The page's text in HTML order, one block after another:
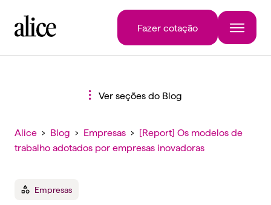
Fazer cotação
Ver seções do Blog
Alice › Blog › Empresas › [Report] Os modelos de
trabalho adotados por empresas inovadoras
Empresas